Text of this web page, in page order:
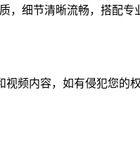
，细节清晰流畅，搭配专
频内容，如有侵犯您的